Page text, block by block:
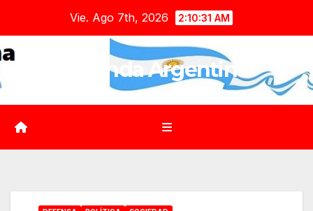
contenido
Vie. Ago 7th, 2026 2:10:32 AM
Agenda Argentina